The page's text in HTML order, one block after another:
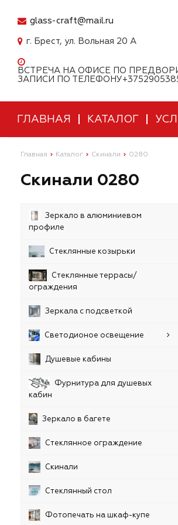
glass-craft@mail.ru
г. Брест, ул. Вольная 20 А
ВСТРЕЧА НА ОФИСЕ ПО
ЗАПИСИ ПО
ГЛАВНАЯ КАТАЛОГ
Главная Каталог Скинали 0280
Скинали 0280
Зеркало в алюминиевом
профиле
Стеклянные козырьки
Стеклянные террасы/
ограждения
Зеркала с подсветкой
Светодионое освещение
Душевые кабины
Фурнитура для душевых
кабин
Зеркало в багете
Стеклянное ограждение
Скинали
Стеклянный стол
Фотопечать на шкаф-купе